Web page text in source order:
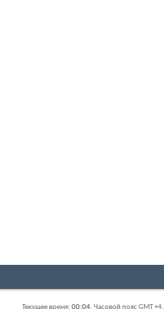
Текущее время: 00:04. Часовой пояс GMT +4.